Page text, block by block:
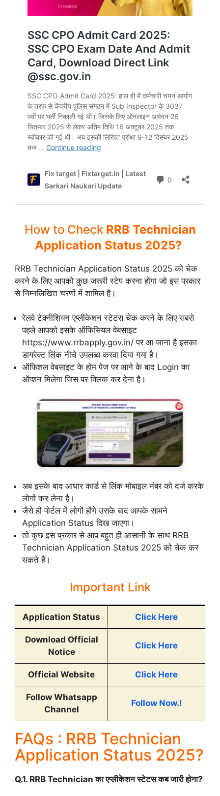
How to Check RRB Technician
Application Status 2025?
RRB Technician Application Status 2025 को चेक
करने के लिए आपको कुछ जरूरी स्टेप करना होगा जो इस प्रकार
से निम्नलिखित चरणों में शामिल है।
रेलवे टेक्नीशियन एप्लीकेशन स्टेटस चेक करने के लिए सबसे
पहले आपको इसके ऑफिसियल वेबसाइट
https://www.rrbapply.gov.in/ पर आ जाना है इसका
डायरेक्ट लिंक नीचे उपलब्ध करवा दिया गया है।
ऑफिशल वेबसाइट के होम पेज पर आने के बाद Login का
ऑप्शन मिलेगा जिस पर क्लिक कर देना है।
अब इसके बाद आधार कार्ड से लिंक मोबाइल नंबर को दर्ज करके
लोगों कर लेना है।
जैसे ही पोर्टल में लोगों होंगे उसके बाद आपके सामने
Application Status दिख जाएगा।
तो कुछ इस प्रकार से आप बहुत ही आसानी के साथ RRB
Technician Application Status 2025 को चेक कर
सकते हैं।
Important Link
Application Status Click Here
Download Official
Notice
Click Here
Official Website Click Here
Follow Whatsapp
Channel
Follow Now.!
FAQs : RRB Technician
Application Status 2025?
Q.1. RRB Technician का एप्लीकेशन स्टेटस कब जारी होगा?